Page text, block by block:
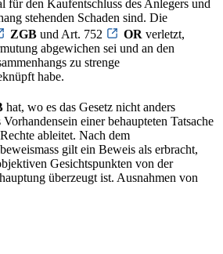
für den Kaufentschluss des Anlegers und
stehenden Schaden sind. Die
ZGB und Art. 752 OR verletzt,
abgewichen sei und an den
zu strenge
habe.
hat, wo es das Gesetz nicht anders
einer behaupteten Tatsache
ableitet. Nach dem
gilt ein Beweis als erbracht,
Gesichtspunkten von der
überzeugt ist. Ausnahmen von